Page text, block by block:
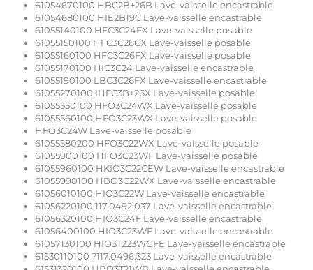
61054670100 HBC2B+26B Lave-vaisselle encastrable
61054680100 HIE2B19C Lave-vaisselle encastrable
61055140100 HFC3C24FX Lave-vaisselle posable
61055150100 HFC3C26CX Lave-vaisselle posable
61055160100 HFC3C26FX Lave-vaisselle posable
61055170100 HIC3C24 Lave-vaisselle encastrable
61055190100 LBC3C26FX Lave-vaisselle encastrable
61055270100 IHFC3B+26X Lave-vaisselle posable
61055550100 HFO3C24WX Lave-vaisselle posable
61055560100 HFO3C23WX Lave-vaisselle posable
HFO3C24W Lave-vaisselle posable
61055580200 HFO3C22WX Lave-vaisselle posable
61055900100 HFO3C23WF Lave-vaisselle posable
61055960100 HKIO3C22CEW Lave-vaisselle encastrable
61055990100 HBO3C22WX Lave-vaisselle encastrable
61056010100 HIO3C22W Lave-vaisselle encastrable
61056220100 117.0492.037 Lave-vaisselle encastrable
61056320100 HIO3C24F Lave-vaisselle encastrable
61056400100 HIO3C23WF Lave-vaisselle encastrable
61057130100 HIO3T223WGFE Lave-vaisselle encastrable
61530110100 ?117.0496.323 Lave-vaisselle encastrable